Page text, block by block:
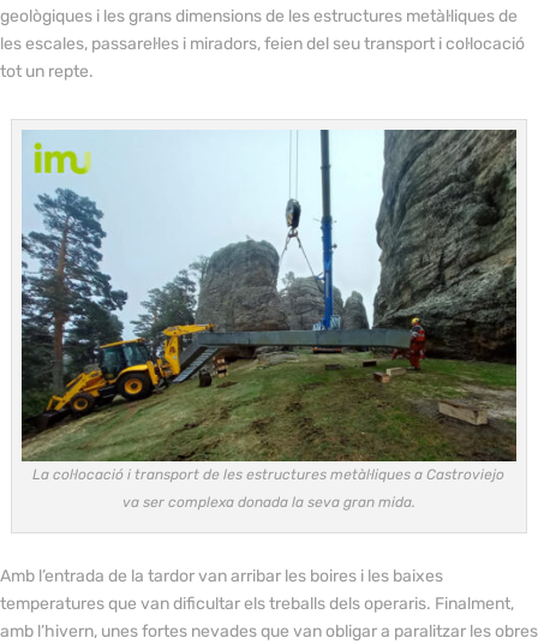
geològiques i les grans dimensions de les estructures metàl·liques de
les escales, passarel·les i miradors, feien del seu transport i col·locació
tot un repte.
La col·locació i transport de les estructures metàl·liques a Castroviejo
va ser complexa donada la seva gran mida.
Amb l’entrada de la tardor van arribar les boires i les baixes
temperatures que van dificultar els treballs dels operaris. Finalment,
amb l’hivern, unes fortes nevades que van obligar a paralitzar les obres